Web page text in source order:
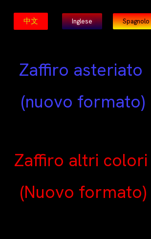
中文 Inglese Spagnolo
Zaffiro asteriato
(nuovo formato)
Zaffiro altri colori
(Nuovo formato)